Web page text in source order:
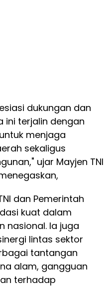
dukungan dan
ini terjalin dengan
menjaga
sekaligus
ujar Mayjen TNI
dan Pemerintah
kuat dalam
nasional. Ia juga
lintas sektor
tantangan
alam, gangguan
terhadap